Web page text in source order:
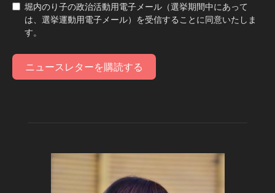
堀内のり子の政治活動用電子メール（選挙期間中にあって
は、選挙運動用電子メール）を受信することに同意いたしま
す。
ニュースレターを購読する